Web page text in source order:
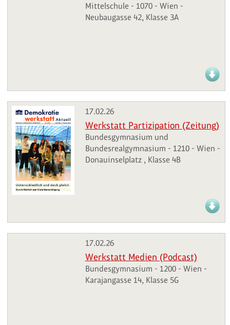
Mittelschule - 1070 - Wien -
Neubaugasse 42, Klasse 3A
17.02.26
Werkstatt Partizipation (Zeitung)
Bundesgymnasium und
Bundesrealgymnasium - 1210 - Wien -
Donauinselplatz , Klasse 4B
17.02.26
Werkstatt Medien (Podcast)
Bundesgymnasium - 1200 - Wien -
Karajangasse 14, Klasse 5G